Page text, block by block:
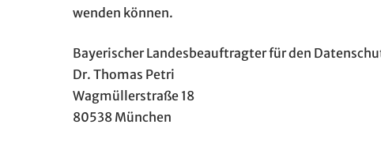
wenden können.
Bayerischer Landesbeauftragter für den
Dr. Thomas Petri
Wagmüllerstraße 18
80538 München